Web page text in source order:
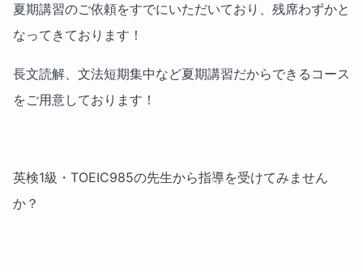
夏期講習のご依頼をすでにいただいており、残席わずかと
なってきております！
長文読解、文法短期集中など夏期講習だからできるコース
をご用意しております！
英検1級・TOEIC985の先生から指導を受けてみません
か？